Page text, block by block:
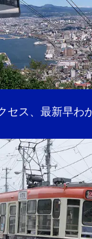
セス、最新早わ